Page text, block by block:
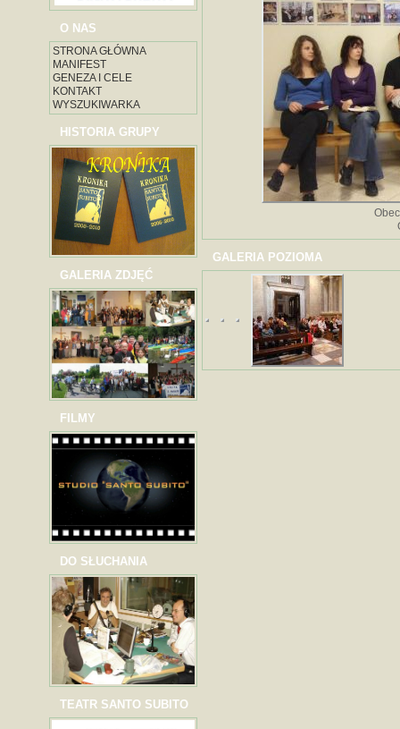
O NAS
STRONA GŁÓWNA
MANIFEST
GENEZA I CELE
KONTAKT
WYSZUKIWARKA
HISTORIA GRUPY
GALERIA ZDJĘĆ
FILMY
DO SŁUCHANIA
TEATR SANTO SUBITO
GALERIA POZIOMA